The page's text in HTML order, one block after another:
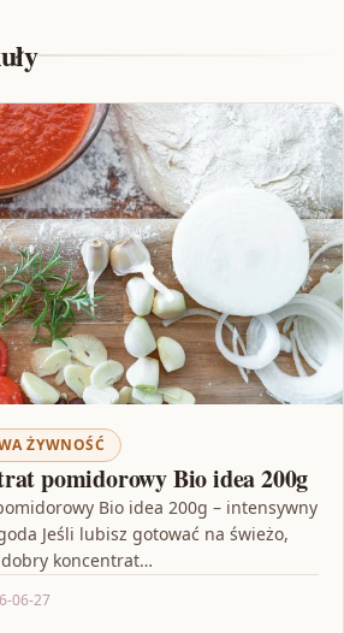
ŻYWNOŚĆ
pomidorowy Bio idea 200g
Bio idea 200g – intensywny
Jeśli lubisz gotować na świeżo,
koncentrat…
06-27